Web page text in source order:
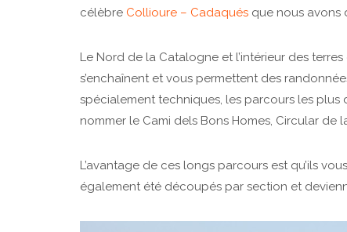
célèbre Collioure – Cadaqués que nous avons
Le Nord de la Catalogne et l’intérieur des
s’enchaînent et vous permettent des
spécialement techniques, les parcours les
nommer le Cami dels Bons Homes, Circular de
L’avantage de ces longs parcours est qu’ils
également été découpés par section et